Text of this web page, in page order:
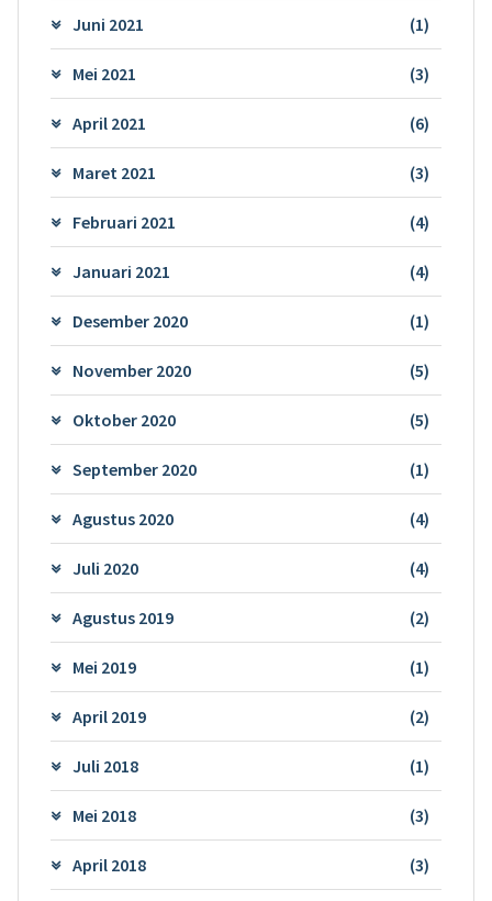
Juni 2021 (1)
Mei 2021 (3)
April 2021 (6)
Maret 2021 (3)
Februari 2021 (4)
Januari 2021 (4)
Desember 2020 (1)
November 2020 (5)
Oktober 2020 (5)
September 2020 (1)
Agustus 2020 (4)
Juli 2020 (4)
Agustus 2019 (2)
Mei 2019 (1)
April 2019 (2)
Juli 2018 (1)
Mei 2018 (3)
April 2018 (3)